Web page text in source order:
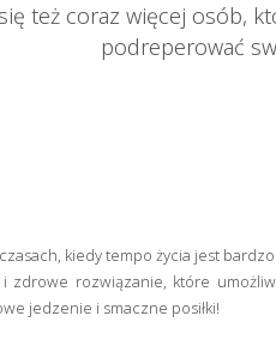
też coraz więcej osób,
podreperować
kiedy tempo życia jest
rozwiązanie, które
jedzenie i smaczne posiłki!